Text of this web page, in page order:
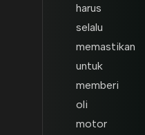
harus
selalu
memastikan
untuk
memberi
oli
motor